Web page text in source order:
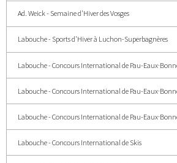
Ad. Weick - Semaine d'Hiver des Vosges
Labouche - Sports d'Hiver à Luchon-Superbagnères
Labouche - Concours International de Pau-
Labouche - Concours International de Pau-
Labouche - Concours International de Pau-
Labouche - Concours International de Skis